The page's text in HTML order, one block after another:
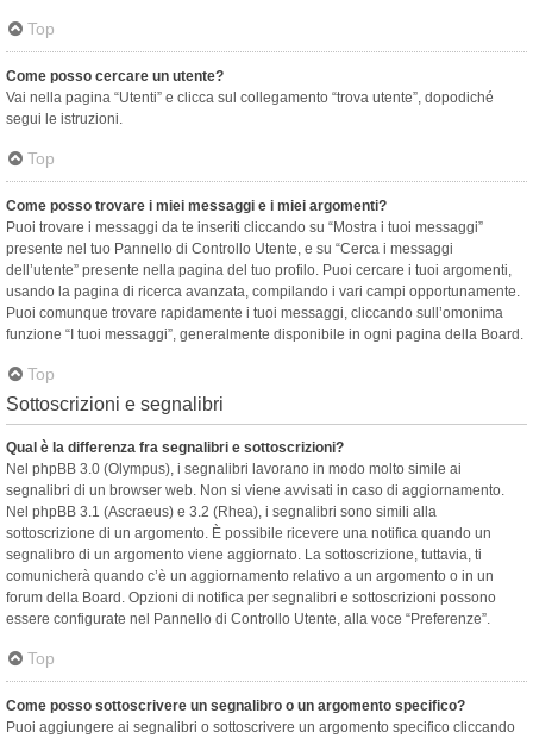
Top
Come posso cercare un utente?
Vai nella pagina “Utenti” e clicca sul collegamento “trova utente”, dopodiché
segui le istruzioni.
Top
Come posso trovare i miei messaggi e i miei argomenti?
Puoi trovare i messaggi da te inseriti cliccando su “Mostra i tuoi messaggi”
presente nel tuo Pannello di Controllo Utente, e su “Cerca i messaggi
dell’utente” presente nella pagina del tuo profilo. Puoi cercare i tuoi argomenti,
usando la pagina di ricerca avanzata, compilando i vari campi opportunamente.
Puoi comunque trovare rapidamente i tuoi messaggi, cliccando sull’omonima
funzione “I tuoi messaggi”, generalmente disponibile in ogni pagina della Board.
Top
Sottoscrizioni e segnalibri
Qual è la differenza fra segnalibri e sottoscrizioni?
Nel phpBB 3.0 (Olympus), i segnalibri lavorano in modo molto simile ai
segnalibri di un browser web. Non si viene avvisati in caso di aggiornamento.
Nel phpBB 3.1 (Ascraeus) e 3.2 (Rhea), i segnalibri sono simili alla
sottoscrizione di un argomento. È possibile ricevere una notifica quando un
segnalibro di un argomento viene aggiornato. La sottoscrizione, tuttavia, ti
comunicherà quando c’è un aggiornamento relativo a un argomento o in un
forum della Board. Opzioni di notifica per segnalibri e sottoscrizioni possono
essere configurate nel Pannello di Controllo Utente, alla voce “Preferenze”.
Top
Come posso sottoscrivere un segnalibro o un argomento specifico?
Puoi aggiungere ai segnalibri o sottoscrivere un argomento specifico cliccando